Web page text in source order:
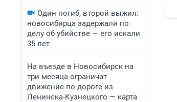
Один погиб, второй выжил:
новосибирца задержали по
делу об убийстве — его искали
35 лет
На въезде в Новосибирск на
три месяца ограничат
движение по дороге из
Ленинска-Кузнецкого — карта